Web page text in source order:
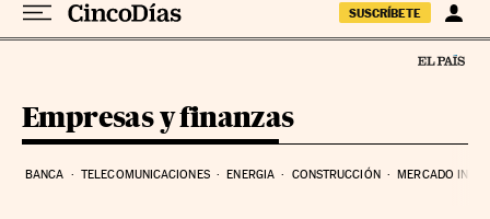
SUSCRÍBETE
Empresas y finanzas
BANCA TELECOMUNICACIONES ENERGIA CONSTRUCCIÓN MERCADO